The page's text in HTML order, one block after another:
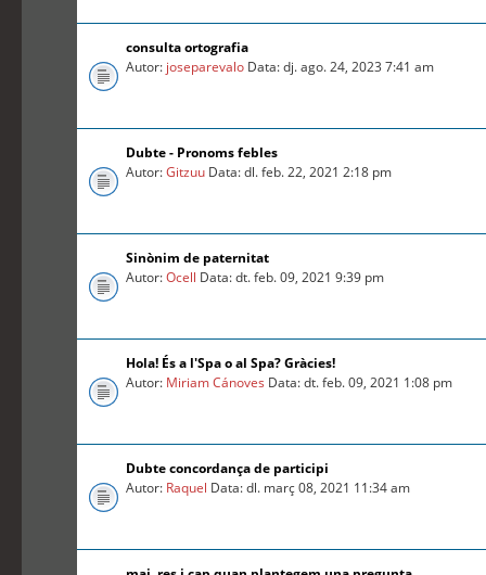
consulta ortografia
Autor: joseparevalo Data: dj. ago. 24, 2023 7:41 am
Dubte - Pronoms febles
Autor:Gitzuu Data: dl. feb. 22, 2021 2:18 pm
Sinònim de paternitat
Autor:Ocell Data: dt. feb. 09, 2021 9:39 pm
Hola! És a l'Spa o al Spa? Gràcies!
Autor: Miriam Cánoves Data: dt. feb. 09, 2021 1:08 pm
Dubte concordança de participi
Autor: Raquel Data: dl. març 08, 2021 11:34 am